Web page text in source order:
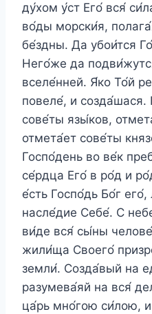
ду́хом у́ст Его́ вся́
во́ды морски́я,
бе́здны. Да убои́тся
Него́же да
вселе́нней. Я́ко То́й
повеле́, и созда́шася.
сове́ты язы́ков,
отмета́ет сове́ты
Госпо́день во ве́к
се́рдца Его́ в ро́д и
е́сть Госпо́дь Бо́г
насле́дие Себе́. С
ви́де вся́ сы́ны
жили́ща Своего́
земли́. Созда́вый на
разумева́яй на вся́
ца́рь мно́гою си́лою,